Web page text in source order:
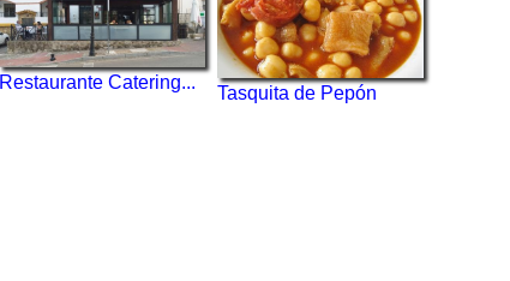
Restaurante Catering...
Tasquita de Pepón